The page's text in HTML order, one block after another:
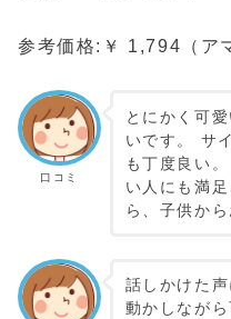
参考価格:￥ 1,794（ア
口コミ
とにかく可
いです。 サ
も丁度良い
い人にも満
ら、子供か
話しかけた
動かしなが